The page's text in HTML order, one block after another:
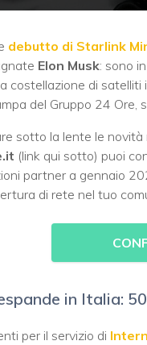
debutto di Starlink
Elon Musk: sono
costellazione di
del Gruppo 24 Ore,
sotto la lente le
(link qui sotto) puoi
partner a gennaio
di rete nel tuo
in Italia:
per il servizio di